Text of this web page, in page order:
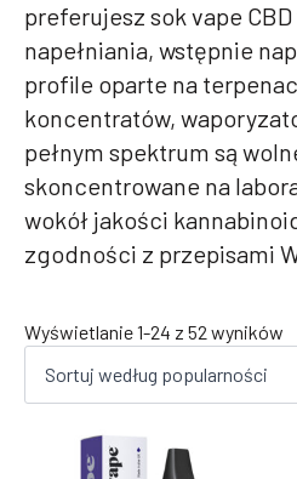
preferujesz sok vape
napełniania, wstępnie
profile oparte na
koncentratów,
pełnym spektrum są
skoncentrowane na
wokół jakości
zgodności z przepisami
Wyświetlanie 1-24 z 52 wyników